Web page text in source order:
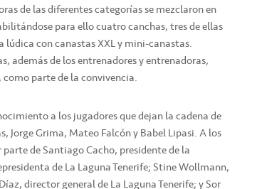
de las diferentes categorías se mezclaron en
para ello cuatro canchas, tres de ellas
lúdica con canastas XXL y mini-canastas.
además de los entrenadores y entrenadoras,
parte de la convivencia.
a los jugadores que dejan la cadena de
Grima, Mateo Falcón y Babel Lipasi. A los
de Santiago Cacho, presidente de la
de La Laguna Tenerife; Stine Wollmann,
director general de La Laguna Tenerife; y Sor